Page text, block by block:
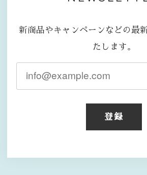
新商品やキャンペーンなどの最
たします。
登録